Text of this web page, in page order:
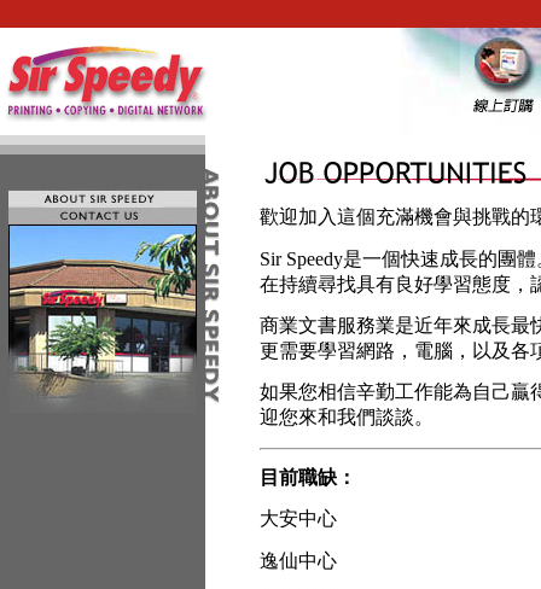
歡迎加入這個充滿機會與挑戰的
Sir Speedy是一個快速成長的團
在持續尋找具有良好學習態度，
商業文書服務業是近年來成長最
更需要學習網路，電腦，以及各
如果您相信辛勤工作能為自己贏
迎您來和我們談談。
目前職缺：
大安中心
逸仙中心